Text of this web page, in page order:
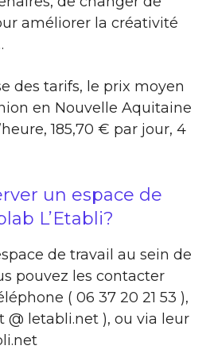
améliorer la créativité
des tarifs, le prix moyen
en Nouvelle Aquitaine
185,70 € par jour, 4
un espace de
L’Etabli?
de travail au sein de
pouvez les contacter
( 06 37 20 21 53 ),
@ letabli.net ), ou via leur